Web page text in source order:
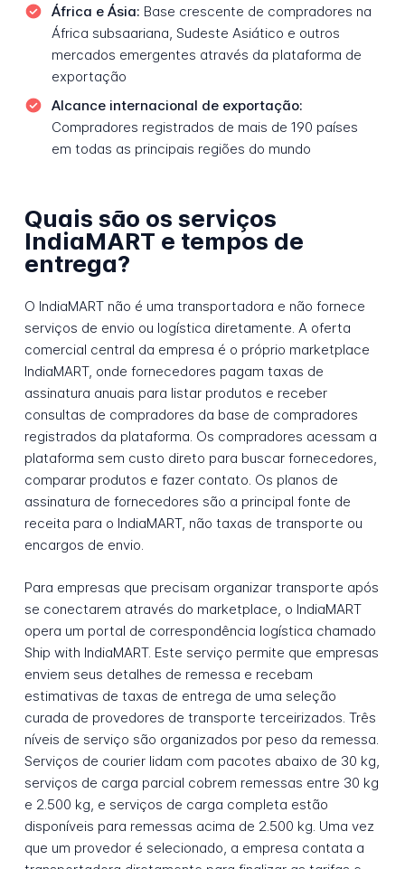
África e Ásia: Base crescente de compradores na
África subsaariana, Sudeste Asiático e outros
mercados emergentes através da plataforma de
exportação
Alcance internacional de exportação:
Compradores registrados de mais de 190 países
em todas as principais regiões do mundo
Quais são os serviços
IndiaMART e tempos de
entrega?
O IndiaMART não é uma transportadora e não fornece
serviços de envio ou logística diretamente. A oferta
comercial central da empresa é o próprio marketplace
IndiaMART, onde fornecedores pagam taxas de
assinatura anuais para listar produtos e receber
consultas de compradores da base de compradores
registrados da plataforma. Os compradores acessam a
plataforma sem custo direto para buscar fornecedores,
comparar produtos e fazer contato. Os planos de
assinatura de fornecedores são a principal fonte de
receita para o IndiaMART, não taxas de transporte ou
encargos de envio.
Para empresas que precisam organizar transporte após
se conectarem através do marketplace, o IndiaMART
opera um portal de correspondência logística chamado
Ship with IndiaMART. Este serviço permite que empresas
enviem seus detalhes de remessa e recebam
estimativas de taxas de entrega de uma seleção
curada de provedores de transporte terceirizados. Três
níveis de serviço são organizados por peso da remessa.
Serviços de courier lidam com pacotes abaixo de 30 kg,
serviços de carga parcial cobrem remessas entre 30 kg
e 2.500 kg, e serviços de carga completa estão
disponíveis para remessas acima de 2.500 kg. Uma vez
que um provedor é selecionado, a empresa contata a